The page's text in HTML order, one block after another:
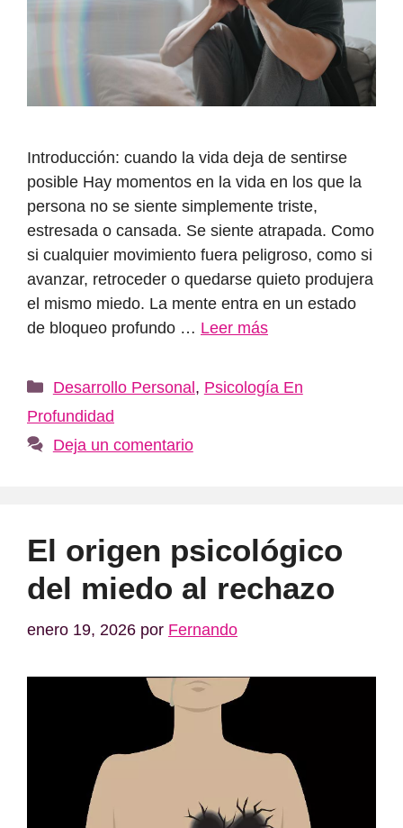
Introducción: cuando la vida deja de sentirse
posible Hay momentos en la vida en los que la
persona no se siente simplemente triste,
estresada o cansada. Se siente atrapada. Como
si cualquier movimiento fuera peligroso, como si
avanzar, retroceder o quedarse quieto produjera
el mismo miedo. La mente entra en un estado
de bloqueo profundo … Leer más
Categorías
Desarrollo Personal, Psicología En
Profundidad
Deja un comentario
El origen psicológico
del miedo al rechazo
enero 19, 2026 por Fernando